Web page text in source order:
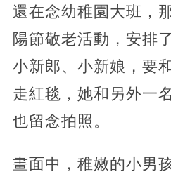
還在念幼稚園大班，
陽節敬老活動，安排
小新郎、小新娘，要
走紅毯，她和另外一
也留念拍照。
畫面中，稚嫩的小男